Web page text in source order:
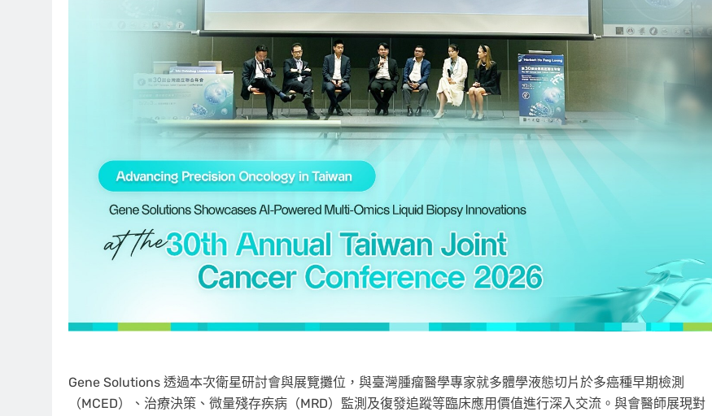
Gene Solutions 透過本次衛星研討會與展覽攤位，與臺灣腫瘤醫學專家就多體學液態切片於多癌種早期檢測
（MCED）、治療決策、微量殘存疾病（MRD）監測及復發追蹤等臨床應用價值進行深入交流。與會醫師展現對